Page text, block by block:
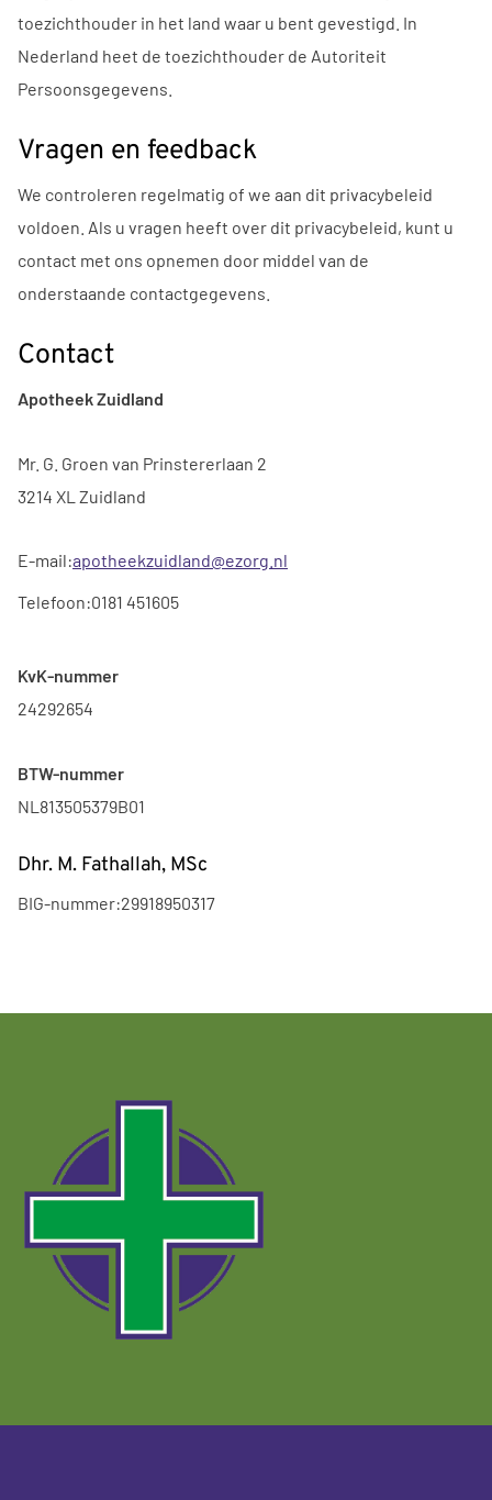
toezichthouder in het land waar u bent gevestigd. In
Nederland heet de toezichthouder de Autoriteit
Persoonsgegevens.
Vragen en feedback
We controleren regelmatig of we aan dit privacybeleid
voldoen. Als u vragen heeft over dit privacybeleid, kunt u
contact met ons opnemen door middel van de
onderstaande contactgegevens.
Contact
Apotheek Zuidland
Mr. G. Groen van Prinstererlaan 2
3214 XL Zuidland
E-mail:apotheekzuidland@ezorg.nl
Telefoon:0181 451605
KvK-nummer
24292654
BTW-nummer
NL813505379B01
Dhr. M. Fathallah, MSc
BIG-nummer:29918950317